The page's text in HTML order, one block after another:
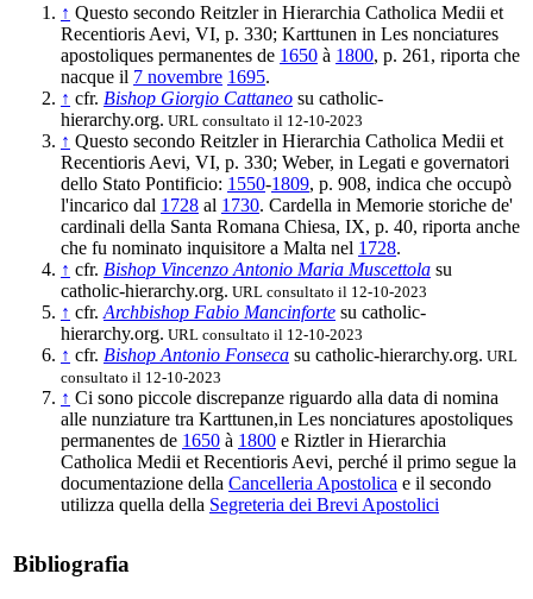
↑ Questo secondo Reitzler in Hierarchia Catholica Medii et
Recentioris Aevi, VI, p. 330; Karttunen in Les nonciatures
apostoliques permanentes de 1650 à 1800, p. 261, riporta che
nacque il 7 novembre 1695.
↑ cfr. Bishop Giorgio Cattaneo su catholic-
hierarchy.org. URL consultato il 12-10-2023
↑ Questo secondo Reitzler in Hierarchia Catholica Medii et
Recentioris Aevi, VI, p. 330; Weber, in Legati e governatori
dello Stato Pontificio: 1550-1809, p. 908, indica che occupò
l'incarico dal 1728 al 1730. Cardella in Memorie storiche de'
cardinali della Santa Romana Chiesa, IX, p. 40, riporta anche
che fu nominato inquisitore a Malta nel 1728.
↑ cfr. Bishop Vincenzo Antonio Maria Muscettola su
catholic-hierarchy.org. URL consultato il 12-10-2023
↑ cfr. Archbishop Fabio Mancinforte su catholic-
hierarchy.org. URL consultato il 12-10-2023
↑ cfr. Bishop Antonio Fonseca su catholic-hierarchy.org. URL
consultato il 12-10-2023
↑ Ci sono piccole discrepanze riguardo alla data di nomina
alle nunziature tra Karttunen,in Les nonciatures apostoliques
permanentes de 1650 à 1800 e Riztler in Hierarchia
Catholica Medii et Recentioris Aevi, perché il primo segue la
documentazione della Cancelleria Apostolica e il secondo
utilizza quella della Segreteria dei Brevi Apostolici
Bibliografia